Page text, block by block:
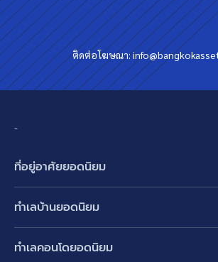
ติดต่อโฆษณา:
-
ที่อยู่อาศัยยอดนิยม
ทาวน์เฮ้าส์ ทาวน์โฮม
ทำเลบ้านยอดนิยม
ทำเลคอนโดยอดนิยม